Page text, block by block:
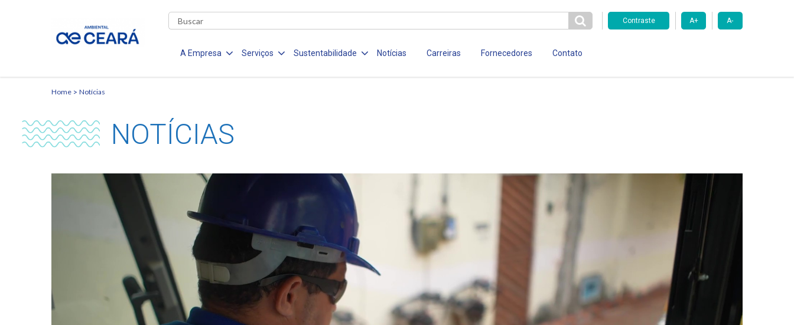
Contraste A+ A-
A Empresa Serviços Sustentabilidade Notícias Carreiras Fornecedores Contato
Home Notícias
NOTÍCIAS